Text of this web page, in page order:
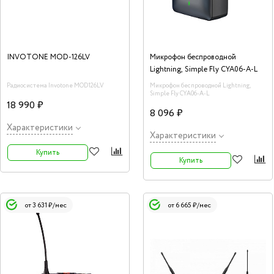
INVOTONE MOD-126LV
Радиосистема Invotone MOD126LV
18 990 ₽
Характеристики
Купить
Микрофон беспроводной
Lightning, Simple Fly CYA06-A-L
Микрофон беспроводной Lightning,
Simple Fly CYA06-A-L
8 096 ₽
Характеристики
Купить
от 3 631 ₽/мес от 6 665 ₽/мес